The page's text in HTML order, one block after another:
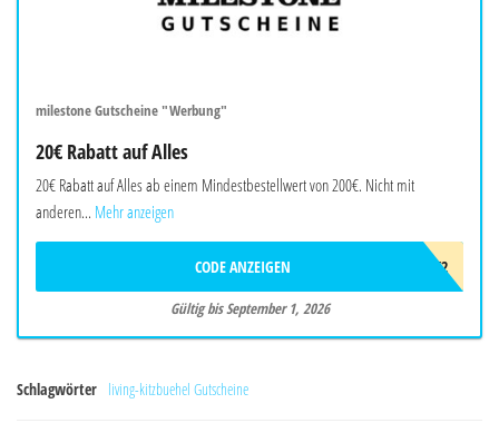
milestone Gutscheine "Werbung"
20€ Rabatt auf Alles
20€ Rabatt auf Alles ab einem Mindestbestellwert von 200€. Nicht mit
anderen... Mehr anzeigen
AWB3F2F2T4K2
CODE ANZEIGEN
Gültig bis September 1, 2026
Schlagwörter living-kitzbuehel Gutscheine